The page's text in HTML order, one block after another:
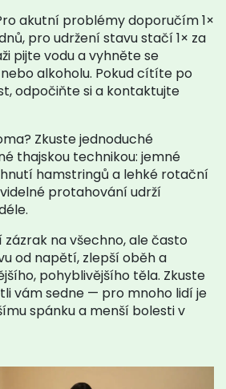
akutní problémy doporučím 1×
pro udržení stavu stačí 1× za
pijte vodu a vyhněte se
alkoholu. Pokud cítíte po
odpočiňte si a kontaktujte
Zkuste jednoduché
thajskou technikou: jemné
hamstringů a lehké rotační
protahování udrží
zázrak na všechno, ale často
od napětí, zlepší oběh a
pohyblivějšího těla. Zkuste
vám sedne — pro mnoho lidí je
spánku a menší bolesti v